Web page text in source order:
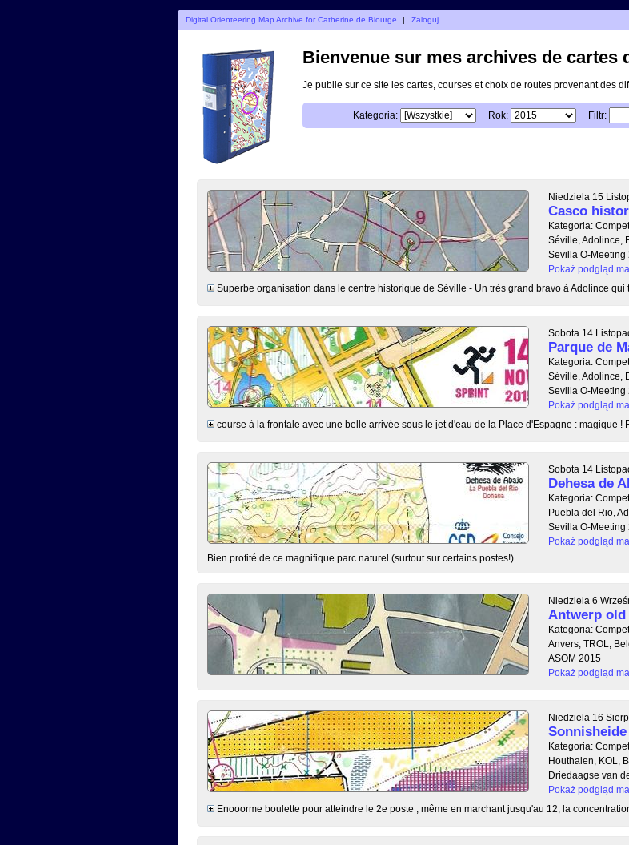
Digital Orienteering Map Archive for Catherine de Biourge | Zaloguj
Bienvenue sur mes archives de cartes
Je publie sur ce site les cartes, courses et choix de routes provenant des
Kategoria: Rok: Filtr:
Niedziela 15
Casco
Kategoria:
Séville, Adolince,
Sevilla O-Meeting
Pokaż podgląd
Superbe organisation dans le centre historique de Séville - Un très grand bravo à Adolince qui
Sobota 14
Parque de
Kategoria:
Séville, Adolince,
Sevilla O-Meeting
Pokaż podgląd
course à la frontale avec une belle arrivée sous le jet d'eau de la Place d'Espagne : magique !
Sobota 14
Dehesa de
Kategoria:
Puebla del Rio,
Sevilla O-Meeting
Pokaż podgląd
Bien profité de ce magnifique parc naturel (surtout sur certains postes!)
Niedziela 6
Antwerp
Kategoria:
Anvers, TROL,
ASOM 2015
Pokaż podgląd
Niedziela 16
Sonnisheide
Kategoria:
Houthalen, KOL,
Driedaagse van
Pokaż podgląd
Enooorme boulette pour atteindre le 2e poste ; même en marchant jusqu'au 12, la